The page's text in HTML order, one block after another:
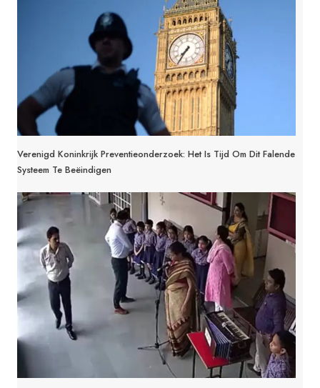
Verenigd Koninkrijk Preventieonderzoek: Het Is Tijd Om Dit Falende
Systeem Te Beëindigen